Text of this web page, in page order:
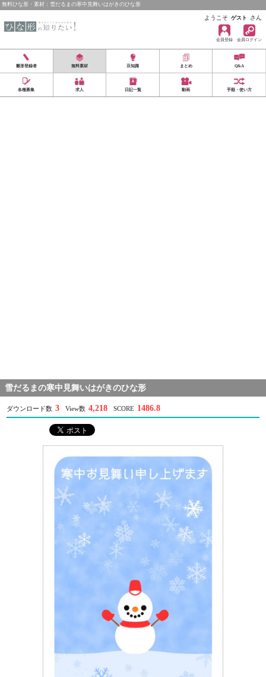
無料ひな形・素材：雪だるまの寒中見舞いはがきのひな形
ようこそ ゲスト さん
会員登録 会員ログイン
雛形登録者 無料素材 豆知識 まとめ Q&A
各種募集 求人 日記一覧 動画 手順・使い方
雪だるまの寒中見舞いはがきのひな形
ダウンロード数 3 View数 4,218 SCORE 1486.8